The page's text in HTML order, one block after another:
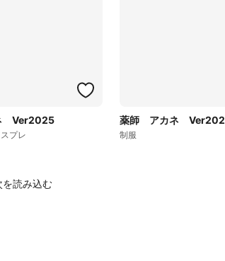
Ver2025
プレ
薬師 アカネ
制服
を読み込む